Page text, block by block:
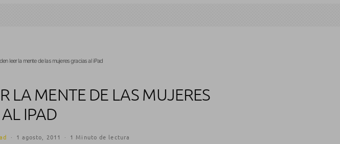
leer la mente de las mujeres gracias al iPad
LA MENTE DE LAS MUJERES
IPAD
· 1 agosto, 2011 · 1 Minuto de lectura